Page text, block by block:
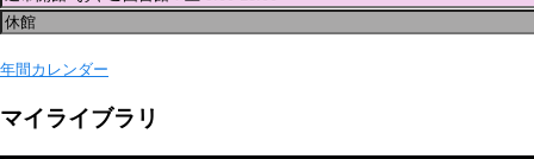
年間カレンダー
マイライブラリ